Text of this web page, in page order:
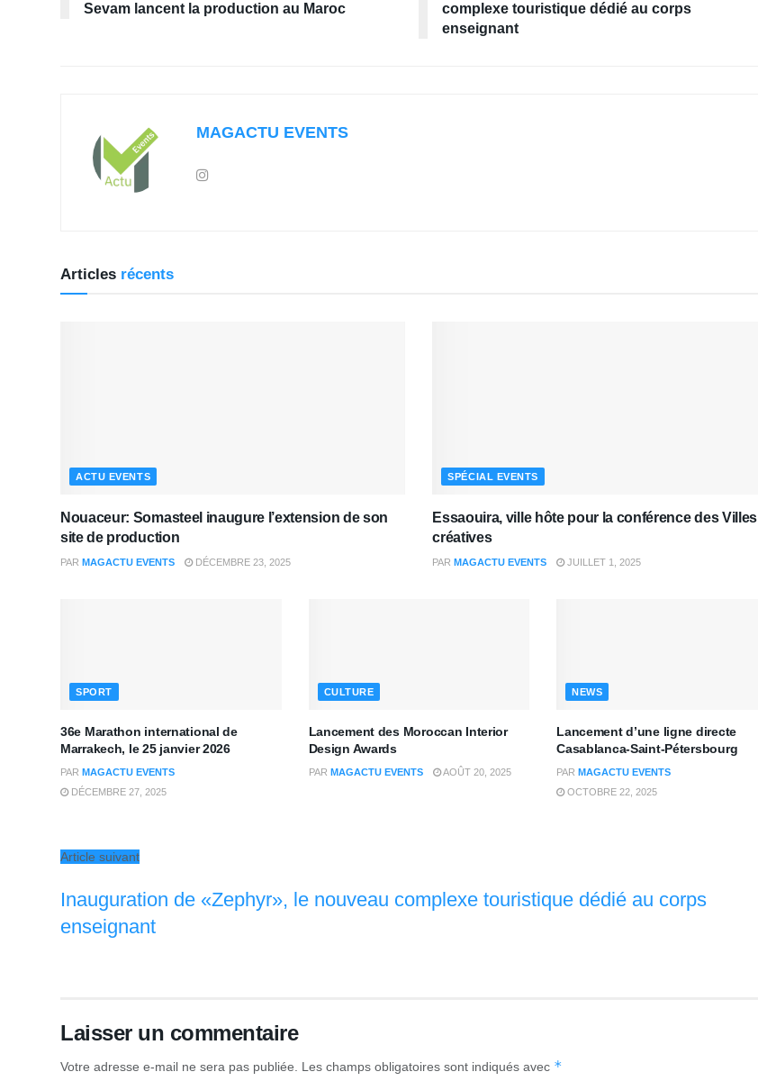
Sevam lancent la production au Maroc
complexe touristique dédié au corps
enseignant
MAGACTU EVENTS
Articles récents
ACTU EVENTS
Nouaceur: Somasteel inaugure l’extension de son
site de production
PAR MAGACTU EVENTS DÉCEMBRE 23, 2025
SPÉCIAL EVENTS
Essaouira, ville hôte pour la conférence des Villes
créatives
PAR MAGACTU EVENTS JUILLET 1, 2025
SPORT
36e Marathon international de
Marrakech, le 25 janvier 2026
PAR MAGACTU EVENTS
DÉCEMBRE 27, 2025
CULTURE
Lancement des Moroccan Interior
Design Awards
PAR MAGACTU EVENTS AOÛT 20, 2025
NEWS
Lancement d’une ligne directe
Casablanca-Saint-Pétersbourg
PAR MAGACTU EVENTS
OCTOBRE 22, 2025
Article suivant
Inauguration de «Zephyr», le nouveau complexe touristique dédié au corps
enseignant
Laisser un commentaire
Votre adresse e-mail ne sera pas publiée. Les champs obligatoires sont indiqués avec *